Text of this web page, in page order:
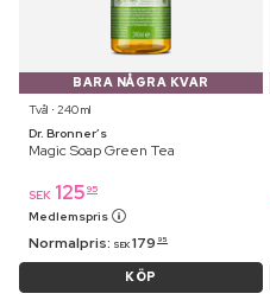
BARA NÅGRA KVAR
Tvål ⋅ 240 ml
Dr. Bronner’s
Magic Soap Green Tea
SEK 125 95
Medlemspris
Normalpris: SEK 179 95
KÖP